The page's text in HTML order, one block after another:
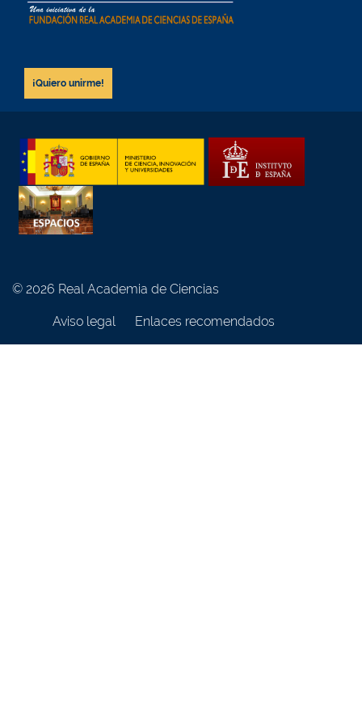
¡Quiero unirme!
© 2026 Real Academia de Ciencias
Aviso legal Enlaces recomendados